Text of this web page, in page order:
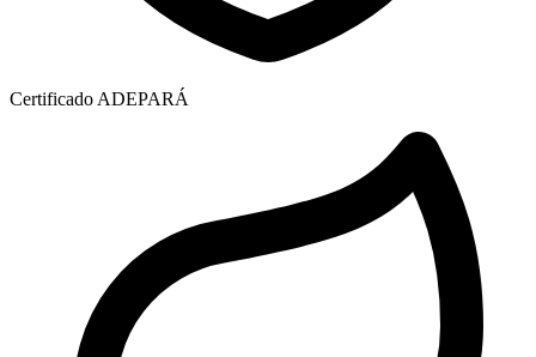
Certificado ADEPARÁ